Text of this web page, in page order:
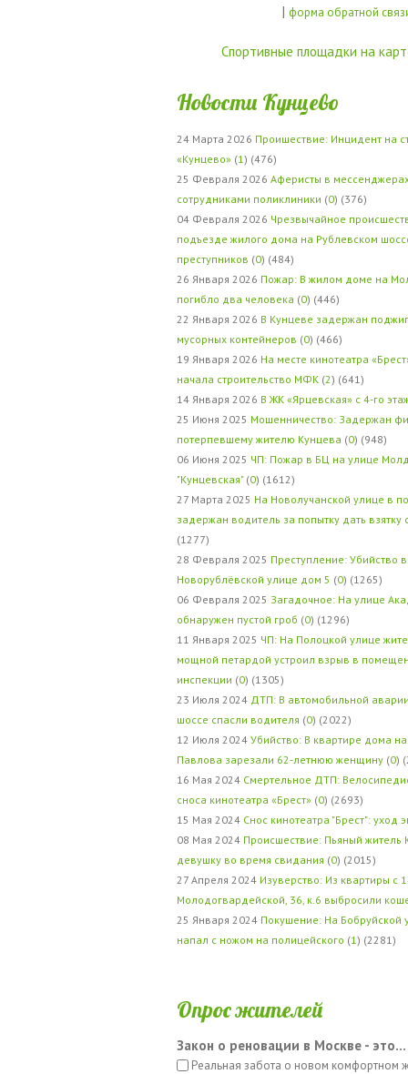
| форма обратной
Спортивные площадки на
Новости Кунцево
24 Марта 2026 Проишествие: Инцидент на
«Кунцево» (1 ) (476)
25 Февраля 2026 Аферисты в
сотрудниками поликлиники (0) (376)
04 Февраля 2026 Чрезвычайное
подъезде жилого дома на Рублевском
преступников (0) (484)
26 Января 2026 Пожар: В жилом доме на
погибло два человека (0) (446)
22 Января 2026 В Кунцеве задержан
мусорных контейнеров (0) (466)
19 Января 2026 На месте кинотеатра
начала строительство МФК (2) (641)
14 Января 2026 В ЖК «Ярцевская» с 4-го
25 Июня 2025 Мошенничество: Задержан
потерпевшему жителю Кунцева (0) (948)
06 Июня 2025 ЧП: Пожар в БЦ на улице
"Кунцевская" (0) (1612)
27 Марта 2025 На Новолучанской улице в
задержан водитель за попытку дать
(1277)
28 Февраля 2025 Преступление: Убийство
Новорублёвской улице дом 5 (0) (1265)
06 Февраля 2025 Загадочное: На улице
обнаружен пустой гроб (0) (1296)
11 Января 2025 ЧП: На Полоцкой улице
мощной петардой устроил взрыв в
инспекции (0) (1305)
23 Июля 2024 ДТП: В автомобильной
шоссе спасли водителя (0) (2022)
12 Июля 2024 Убийство: В квартире дома
Павлова зарезали 62-летнюю женщину (0)
16 Мая 2024 Смертельное ДТП:
сноса кинотеатра «Брест» (0) (2693)
15 Мая 2024 Снос кинотеатра "Брест": уход
08 Мая 2024 Происшествие: Пьяный житель
девушку во время свидания (0) (2015)
27 Апреля 2024 Изуверство: Из квартиры с
Молодогвардейской, 36, к.6 выбросили
25 Января 2024 Покушение: На Бобруйской
напал с ножом на полицейского (1 ) (2281)
Опрос жителей
Закон о реновации в Москве - это...
Реальная забота о новом комфортном